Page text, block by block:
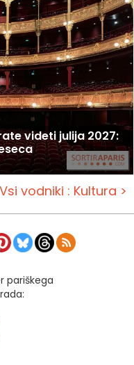
videti julija 2027:
Vsi vodniki : Kultura >
pariškega